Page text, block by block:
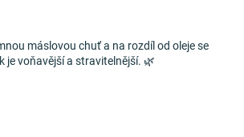
máslovou chuť a na rozdíl od oleje se
je voňavější a stravitelnější. 🌿